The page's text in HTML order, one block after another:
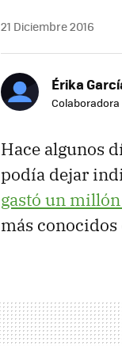
21 Diciembre 2016
Érika
Colaboradora
Hace algunos
podía dejar
gastó un
más